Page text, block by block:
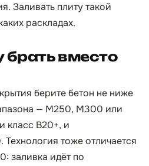
Заливать плиту такой
раскладах.
вместо
берите бетон не ниже
— М250, М300 или
класс B20+, и
Технология тоже отличается
заливка идёт по